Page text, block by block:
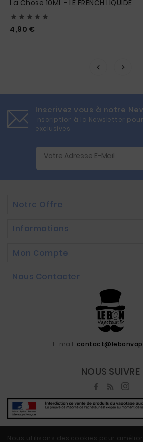
Nous utilisons des cookies pour
La Chose 10ML - LE FRENCH LIQUIDE
    
4,90 €
Inscrivez vous à notre
Inscription à la Newsletter
exclusives
Notre Offre
Informations
Mon Compte
Nous Contacter
E-mail:
NOUS SUIVRE